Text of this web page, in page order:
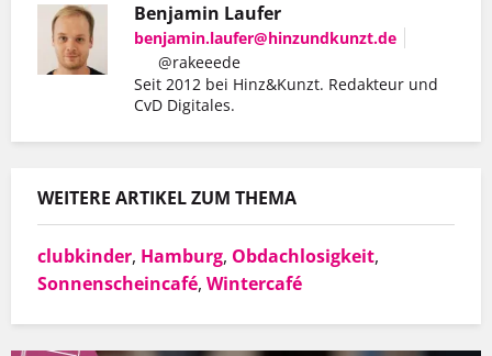
Benjamin Laufer
benjamin.laufer@hinzundkunzt.de
@rakeeede
Seit 2012 bei Hinz&Kunzt. Redakteur und
CvD Digitales.
WEITERE ARTIKEL ZUM THEMA
clubkinder, Hamburg, Obdachlosigkeit,
Sonnenscheincafé, Wintercafé